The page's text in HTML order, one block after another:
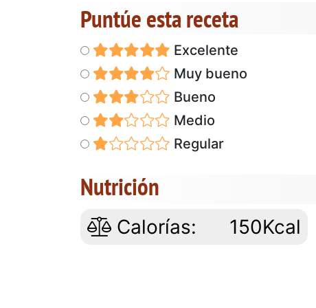
Puntúe esta receta
Excelente
Muy bueno
Bueno
Medio
Regular
Nutrición
Calorías: 150Kcal